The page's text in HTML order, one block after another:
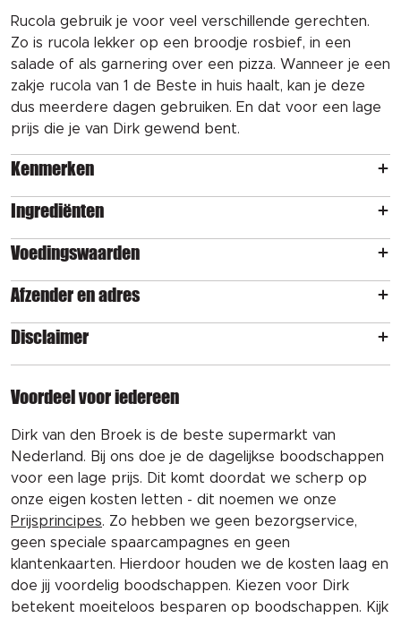
Rucola gebruik je voor veel verschillende gerechten.
Zo is rucola lekker op een broodje rosbief, in een
salade of als garnering over een pizza. Wanneer je een
zakje rucola van 1 de Beste in huis haalt, kan je deze
dus meerdere dagen gebruiken. En dat voor een lage
prijs die je van Dirk gewend bent.
Kenmerken
Ingrediënten
Voedingswaarden
Afzender en adres
Disclaimer
Voordeel voor iedereen
Dirk van den Broek is de beste supermarkt van
Nederland. Bij ons doe je de dagelijkse boodschappen
voor een lage prijs. Dit komt doordat we scherp op
onze eigen kosten letten - dit noemen we onze
Prijsprincipes. Zo hebben we geen bezorgservice,
geen speciale spaarcampagnes en geen
klantenkaarten. Hierdoor houden we de kosten laag en
doe jij voordelig boodschappen. Kiezen voor Dirk
betekent moeiteloos besparen op boodschappen. Kijk